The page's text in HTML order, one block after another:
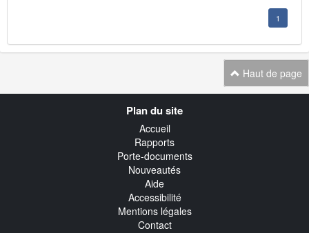
1
Haut de page
Plan du site
Accueil
Rapports
Porte-documents
Nouveautés
Aide
Accessibilité
Mentions légales
Contact